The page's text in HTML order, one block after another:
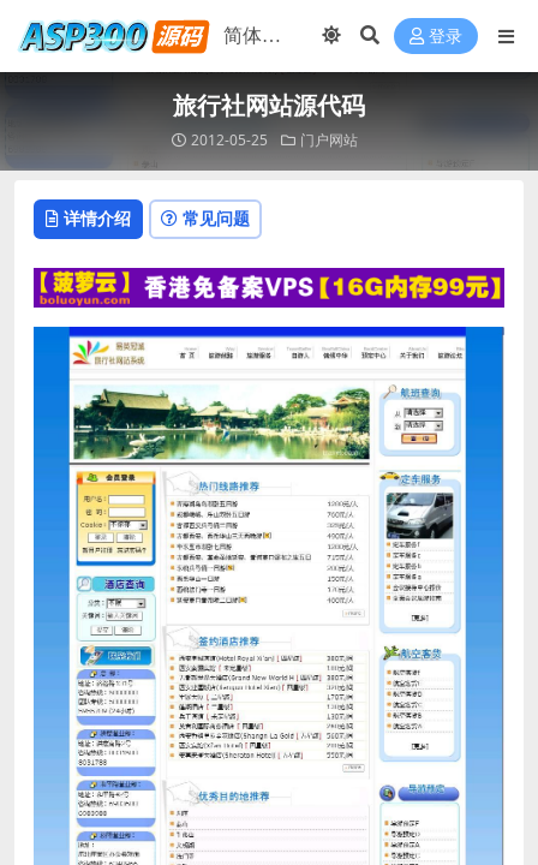
登录
旅行社网站源代码
2012-05-25 门户网站
详情介绍 常见问题